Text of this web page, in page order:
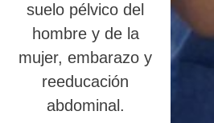
suelo pélvico del
hombre y de la
mujer, embarazo y
reeducación
abdominal.